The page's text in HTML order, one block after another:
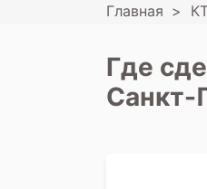
Главная
Где
Санкт-